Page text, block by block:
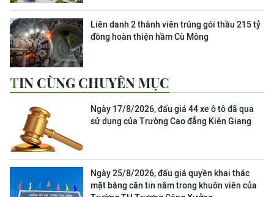
Liên danh 2 thành viên trúng gói thầu 215 tỷ
đồng hoàn thiện hầm Cù Mông
TIN CÙNG CHUYÊN MỤC
Ngày 17/8/2026, đấu giá 44 xe ô tô đã qua
sử dụng của Trường Cao đẳng Kiên Giang
Ngày 25/8/2026, đấu giá quyền khai thác
mặt bằng căn tin nằm trong khuôn viên của